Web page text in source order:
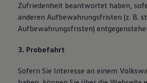
Zufriedenheit beantwortet haben,
anderen Aufbewahrungsfristen (z. B.
Aufbewahrungsfristen)
3. Probefahrt
Sofern Sie Interesse an einem